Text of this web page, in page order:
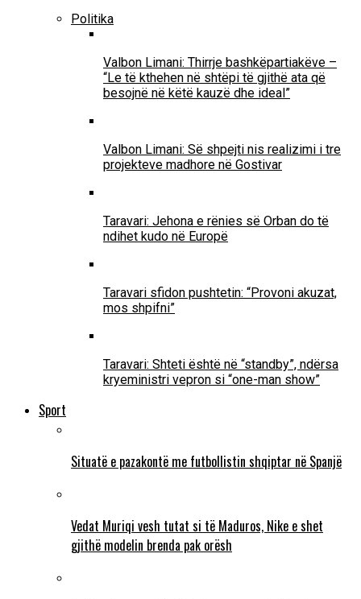
Politika
Valbon Limani: Thirrje bashkëpartiakëve –
“Le të kthehen në shtëpi të gjithë ata që
besojnë në këtë kauzë dhe ideal”
Valbon Limani: Së shpejti nis realizimi i tre
projekteve madhore në Gostivar
Taravari: Jehona e rënies së Orban do të
ndihet kudo në Europë
Taravari sfidon pushtetin: “Provoni akuzat,
mos shpifni”
Taravari: Shteti është në “standby”, ndërsa
kryeministri vepron si “one-man show”
Sport
Situatë e pazakontë me futbollistin shqiptar në Spanjë
Vedat Muriqi vesh tutat si të Maduros, Nike e shet
gjithë modelin brenda pak orësh